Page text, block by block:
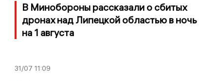
В Минобороны рассказали о сбитых
дронах над Липецкой областью в ночь
на 1 августа
31/07 11:09